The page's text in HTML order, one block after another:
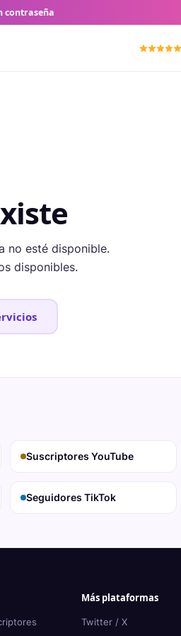
contraseña
no esté disponible.
disponibles.
Suscriptores YouTube
Seguidores TikTok
Más plataformas
Twitter / X